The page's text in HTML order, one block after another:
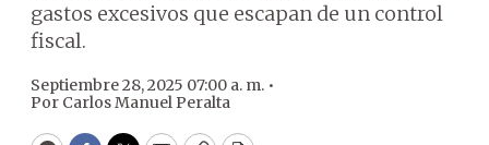
gastos excesivos que escapan de un control
fiscal.
Septiembre 28, 2025 07:00 a. m. •
Por Carlos Manuel Peralta